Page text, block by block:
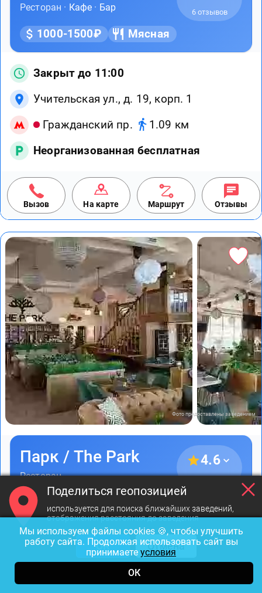
Ресторан · Кафе · Бар 6 отзывов
1000-1500₽ Мясная
Закрыт до 11:00
Учительская ул., д. 19, корп. 1
Гражданский пр.
1.09 км
Неорганизованная бесплатная
Вызов На карте Маршрут Отзывы
Фото предоставлены заведением
Парк / The Park
Ресторан
4.6
1500-2000₽ Восточная
Закрыт до 12:00
Пискаревский проспект, д. 6
Поделиться геопозицией
используется для поиска ближайших заведений,
отображения расстояния до заведения
ОК Отмена
Мы используем файлы cookies 🍪, чтобы улучшить
работу сайта. Продолжая использовать сайт вы
принимаете условия
ОК